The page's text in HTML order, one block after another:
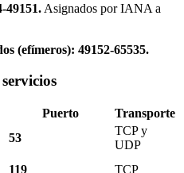
49151. Asignados por IANA a
(efímeros): 49152-65535.
Puerto
Transporte
53
TCP y
UDP
119
TCP